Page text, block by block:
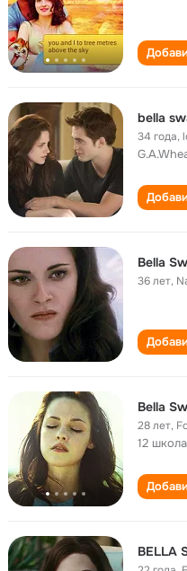
bella
34 года,
Bella
36 лет,
Bella
28 лет,
12
BELLA